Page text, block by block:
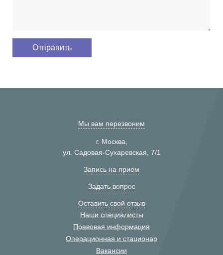
Мы вам перезвоним
г. Москва,
ул. Садовая-Сухаревская, 7/1
Запись на прием
Задать вопрос
Оставить свой отзыв
Наши специалисты
Правовая информация
Операционная и стационар
Вакансии